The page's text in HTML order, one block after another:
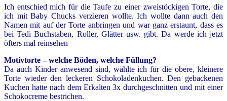
Ich entschied mich für die Taufe zu einer zweistöckigen Torte, die
ich mit Baby Chucks verzieren wollte. Ich wollte dann auch den
Namen mit auf der Torte anbringen und war ganz erstaunt, dass es
bei Tedi Buchstaben, Roller, Glätter usw. gibt. Da werde ich jetzt
öfters mal reinsehen
Motivtorte – welche Böden, welche Füllung?
Da auch Kinder anwesend sind, wählte ich für die obere, kleinere
Torte wieder den leckeren Schokoladenkuchen. Den gebackenen
Kuchen hatte nach dem Erkalten 3x durchgeschnitten und mit einer
Schokocreme bestrichen.